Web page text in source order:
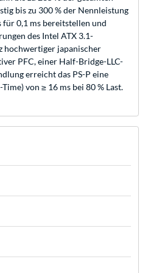
bis zu 300 % der Nennleistung
0,1 ms bereitstellen und
des Intel ATX 3.1-
hochwertiger japanischer
PFC, einer Half-Bridge-LLC-
erreicht das PS-P eine
von ≥ 16 ms bei 80 % Last.